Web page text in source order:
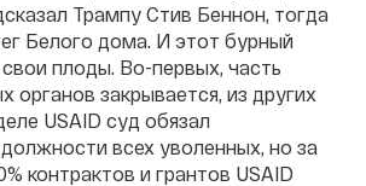
Трампу Стив Беннон, тогда
Белого дома. И этот бурный
плоды. Во-первых, часть
органов закрывается, из других
USAID суд обязал
всех уволенных, но за
контрактов и грантов USAID